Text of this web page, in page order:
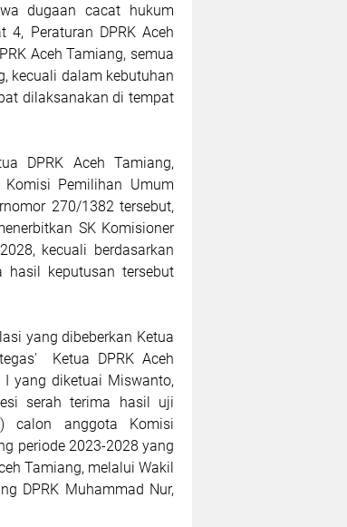
dugaan cacat hukum
Peraturan DPRK Aceh
Aceh Tamiang, semua
kecuali dalam kebutuhan
dilaksanakan di tempat
DPRK Aceh Tamiang,
Pemilihan Umum
270/1382 tersebut,
SK Komisioner
kecuali berdasarkan
hasil keputusan tersebut
yang dibeberkan Ketua
Ketua DPRK Aceh
I yang diketuai Miswanto,
serah terima hasil uji
calon anggota Komisi
periode 2023-2028 yang
Tamiang, melalui Wakil
DPRK Muhammad Nur,